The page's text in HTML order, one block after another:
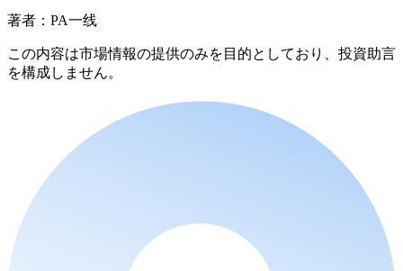
著者：PA一线
この内容は市場情報の提供のみを目的としており、投資助言
を構成しません。